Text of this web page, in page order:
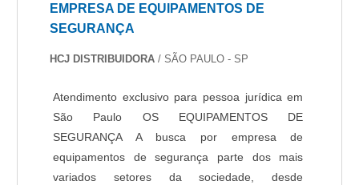
EMPRESA DE EQUIPAMENTOS DE
SEGURANÇA
HCJ DISTRIBUIDORA/ SÃO PAULO - SP
Atendimento exclusivo para pessoa jurídica em
São Paulo OS EQUIPAMENTOS DE
SEGURANÇA A busca por empresa de
equipamentos de segurança parte dos mais
variados setores da sociedade, desde